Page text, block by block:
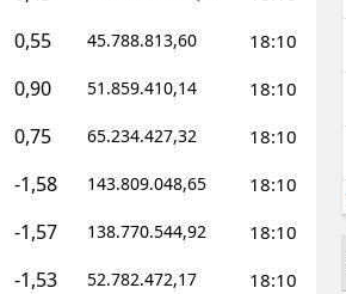
0,55 45.788.813,60 18:10
0,90 51.859.410,14 18:10
0,75 65.234.427,32 18:10
-1,58 143.809.048,65 18:10
-1,57 138.770.544,92 18:10
-1,53 52.782.472,17 18:10